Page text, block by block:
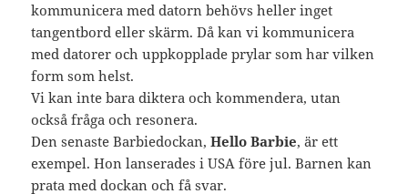
kommunicera med datorn behövs heller inget
tangentbord eller skärm. Då kan vi kommunicera
med datorer och uppkopplade prylar som har vilken
form som helst.
Vi kan inte bara diktera och kommendera, utan
också fråga och resonera.
Den senaste Barbiedockan,Hello Barbie, är ett
exempel. Hon lanserades i USA före jul. Barnen kan
prata med dockan och få svar.